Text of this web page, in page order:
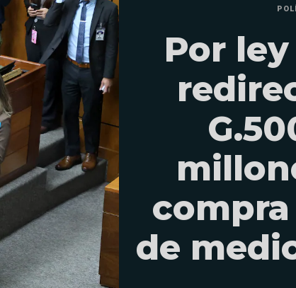
Por
de